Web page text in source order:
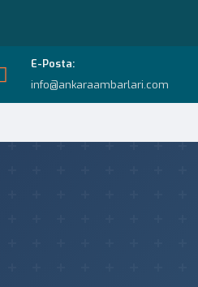
E-Posta:
info@ankaraambarlari.com